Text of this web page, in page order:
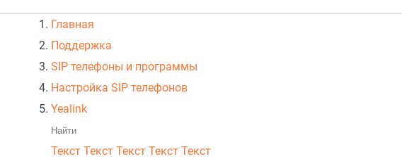
Главная
Поддержка
SIP телефоны и программы
Настройка SIP телефонов
Yealink
Текст Текст Текст Текст Текст